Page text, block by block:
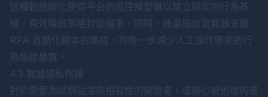
這種動態變化使得平台的風控模型難以建立穩定的行為基
線，有效降低策略封號機率。同時，蜂巢指紋瀏覽器支援
RPA 自動化腳本的集成，可進一步減少人工操作帶來的行
為指紋暴露。
4.3 數據隱私保護
對於需要測試網站渲染相容性的開發者，或擔心被追蹤的普